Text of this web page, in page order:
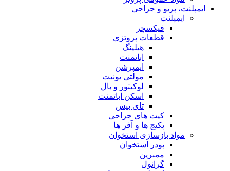
ایمپلنت، پریو و جراحی
ایمپلنت
فیکسچر
قطعات پروتزی
هیلینگ
اباتمنت
ایمپرشن
مولتی یونیت
لوکیتور و بال
اسکن اباتمنت
تای بیس
کیت های جراحی
پکیج ها و آفر ها
مواد بازسازی استخوان
پودر استخوان
ممبرین
گرانول